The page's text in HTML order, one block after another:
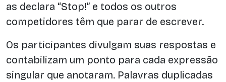
as declara “Stop!” e todos os outros
competidores têm que parar de escrever.
Os participantes divulgam suas respostas e
contabilizam um ponto para cada expressão
singular que anotaram. Palavras duplicadas